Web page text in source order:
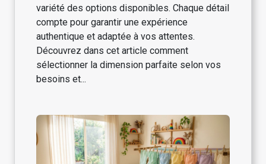
variété des options disponibles. Chaque détail
compte pour garantir une expérience
authentique et adaptée à vos attentes.
Découvrez dans cet article comment
sélectionner la dimension parfaite selon vos
besoins et...